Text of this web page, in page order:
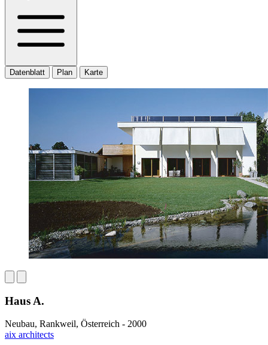
Datenblatt Plan Karte
Haus A.
Neubau, Rankweil, Österreich - 2000
aix architects